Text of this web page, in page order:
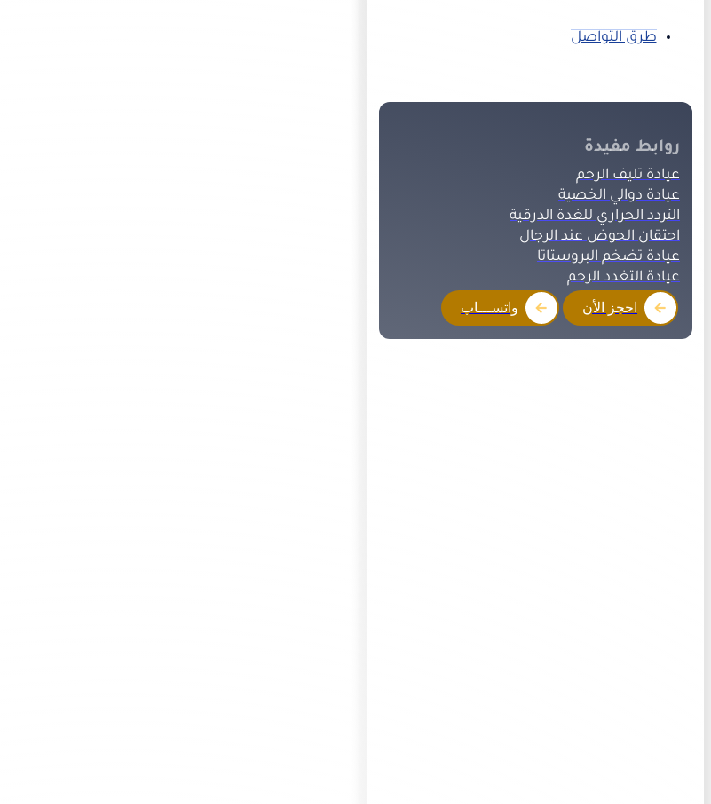
طرق التواصل
روابط مفيدة
عيادة تليف الرحم
عيادة دوالي الخصية
التردد الحراري للغدة الدرقية
احتقان الحوض عند الرجال
عيادة تضخم البروستاتا
عيادة التغدد الرحم
احجز الأن واتســـاب